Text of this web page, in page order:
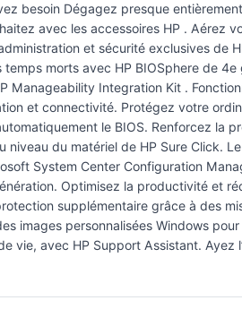
besoin Dégagez presque
avec les accessoires HP .
et sécurité exclusives
morts avec HP BIOSphere de
Manageability Integration Kit .
et connectivité. Protégez votre
le BIOS. Renforcez la
du matériel de HP Sure Click.
System Center Configuration
Optimisez la productivité et
supplémentaire grâce à des
images personnalisées Windows
vie, avec HP Support Assistant.